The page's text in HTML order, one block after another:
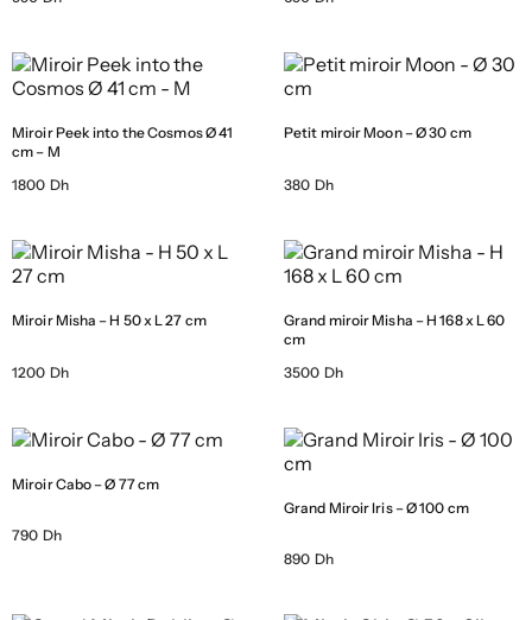
Miroir Peek into the Cosmos Ø 41
cm – M
1800 Dh
Petit miroir Moon – Ø 30 cm
380 Dh
Miroir Misha – H 50 x L 27 cm
1200 Dh
Grand miroir Misha – H 168 x L 60
cm
3500 Dh
Miroir Cabo – Ø 77 cm
790 Dh
Grand Miroir Iris – Ø 100 cm
890 Dh